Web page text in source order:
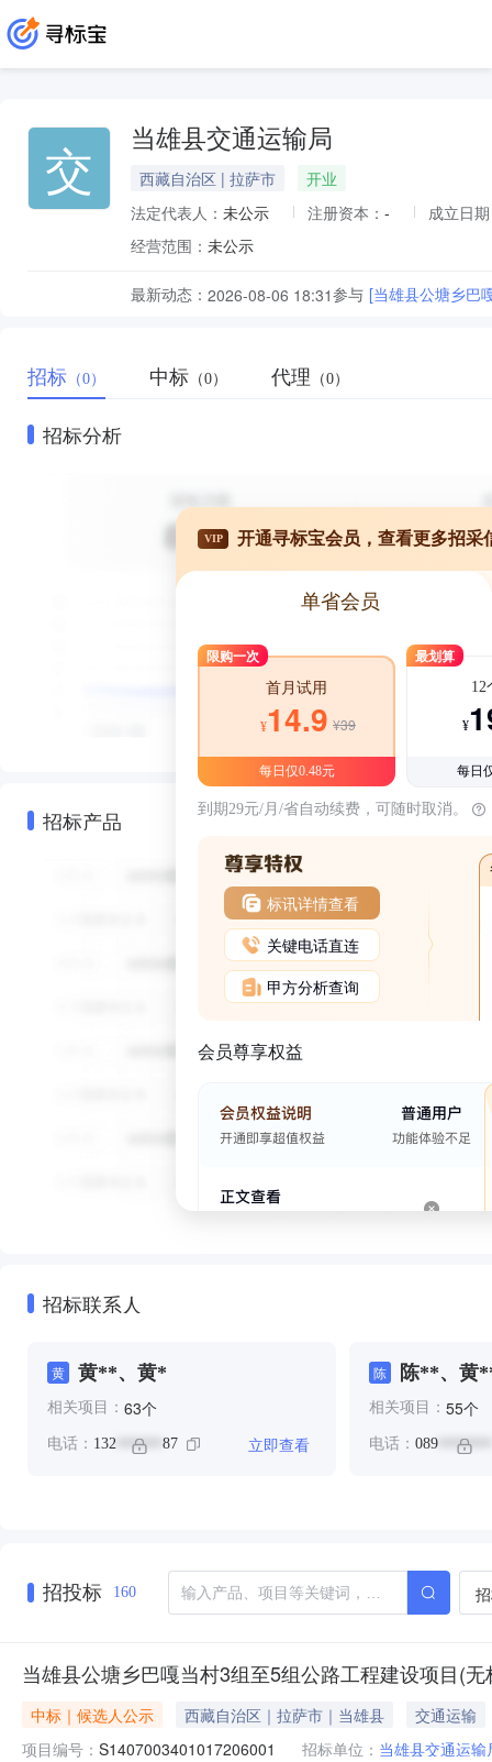
交 当雄县交通运输局
西藏自治区 | 拉萨市
开业
法定代表人： 未公示 注册资本： -
成立日
经营范围： 未公示
最新动态： 2026-08-06 18:31参与 [当雄县公塘乡巴
招标 （0） 中标 （0） 代理 （0）
招标分析
招标产品
VIP 开通寻标宝会员，查看更多招采
单省会员
限购一次
首月试用
¥14.9 ¥39
每日仅0.48元
最划算
12
¥
每日
到期29元/月/省自动续费，可随时取消。
标讯详情查看
关键电话直连
甲方分析查询
会员尊享权益
招标联系人
黄 黄**、黄*
相关项目： 63个
电话： 132 ****** 87 立即查看
陈 陈**、黄
相关项目： 55个
电话： 089*******
招投标 160
当雄县公塘乡巴嘎当村3组至5组公路工程建设项目(
中标｜候选人公示 西藏自治区｜拉萨市｜当雄县
交通运输
项目编号： S1407003401017206001 招标单位： 当雄县交通运输